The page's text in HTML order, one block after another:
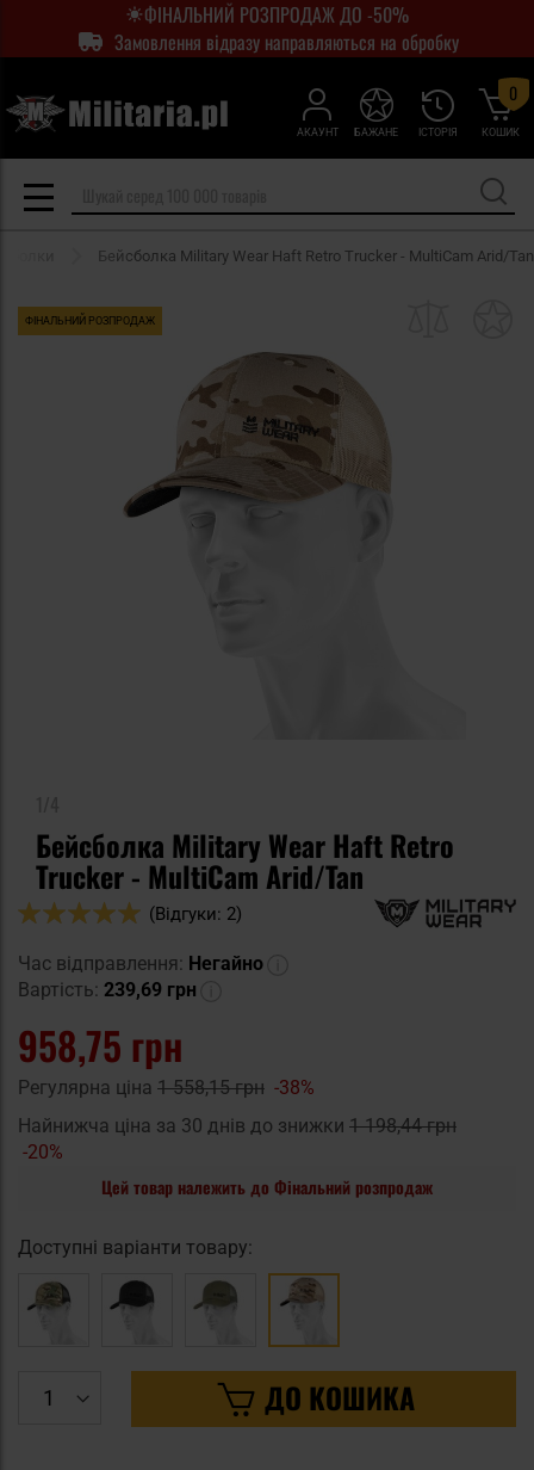
ФІНАЛЬНИЙ РОЗПРОДАЖ ДО -50%
Замовлення відразу направляються на обробку
АКАУНТ ІСТОРІЯ
БАЖАНЕ КОШИК
0
Бейсболка Military Wear Haft Retro Trucker - MultiCam Arid/Tan
ФІНАЛЬНИЙ РОЗПРОДАЖ
Бейсболка Military Wear Haft Retro
Trucker - MultiCam Arid/Tan
Оцінка:
(Відгуки: 2)
Час відправлення: Негайно
Вартість: 239,69 грн
958,75 грн
Регулярна ціна 1 558,15 грн -38%
Найнижча ціна за 30 днів до знижки 1 198,44 грн
-20%
Цей товар належить до Фінальний розпродаж
Доступні варіанти товару:
ДО КОШИКА